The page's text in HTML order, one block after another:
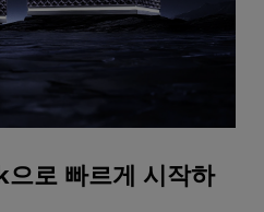
로 빠르게 시작하